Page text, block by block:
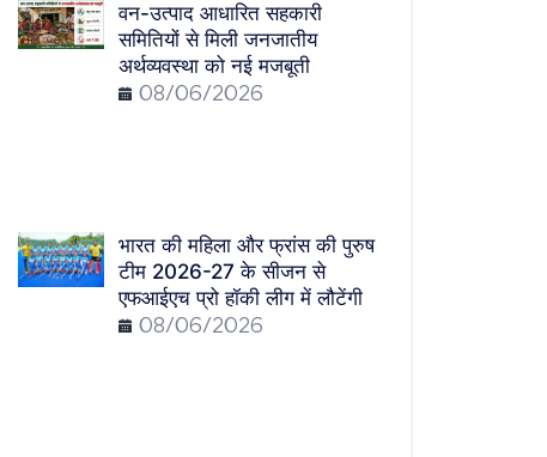
वन-उत्पाद आधारित सहकारी
समितियों से मिली जनजातीय
अर्थव्यवस्था को नई मजबूती
08/06/2026
भारत की महिला और फ्रांस की पुरुष
टीम 2026-27 के सीजन से
एफआईएच प्रो हॉकी लीग में लौटेंगी
08/06/2026